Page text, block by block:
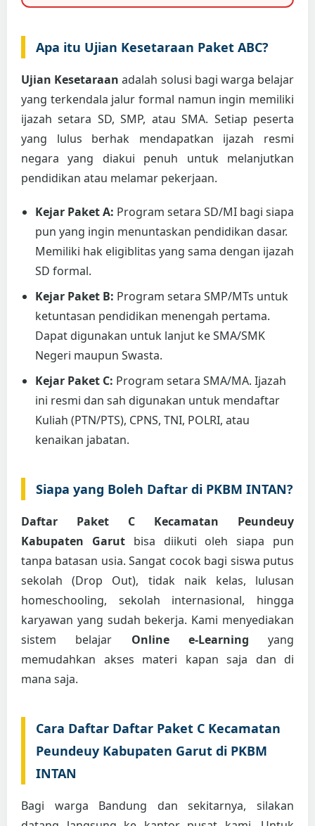
Apa itu Ujian Kesetaraan Paket ABC?
Ujian Kesetaraan adalah solusi bagi warga belajar
yang terkendala jalur formal namun ingin memiliki
ijazah setara SD, SMP, atau SMA. Setiap peserta
yang lulus berhak mendapatkan ijazah resmi
negara yang diakui penuh untuk melanjutkan
pendidikan atau melamar pekerjaan.
Kejar Paket A: Program setara SD/MI bagi siapa
pun yang ingin menuntaskan pendidikan dasar.
Memiliki hak eligiblitas yang sama dengan ijazah
SD formal.
Kejar Paket B: Program setara SMP/MTs untuk
ketuntasan pendidikan menengah pertama.
Dapat digunakan untuk lanjut ke SMA/SMK
Negeri maupun Swasta.
Kejar Paket C: Program setara SMA/MA. Ijazah
ini resmi dan sah digunakan untuk mendaftar
Kuliah (PTN/PTS), CPNS, TNI, POLRI, atau
kenaikan jabatan.
Siapa yang Boleh Daftar di PKBM INTAN?
Daftar Paket C Kecamatan Peundeuy
Kabupaten Garutbisa diikuti oleh siapa pun
tanpa batasan usia. Sangat cocok bagi siswa putus
sekolah (Drop Out), tidak naik kelas, lulusan
homeschooling, sekolah internasional, hingga
karyawan yang sudah bekerja. Kami menyediakan
sistem belajar Online e-Learning yang
memudahkan akses materi kapan saja dan di
mana saja.
Cara Daftar Daftar Paket C Kecamatan
Peundeuy Kabupaten Garut di PKBM
INTAN
Bagi warga Bandung dan sekitarnya, silakan